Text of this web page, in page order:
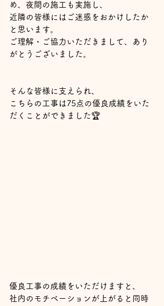
め、夜間の施工も実施し、
近隣の皆様にはご迷惑をおかけしたか
と思います。
ご理解・ご協力いただきまして、あり
がとうございました。
そんな皆様に支えられ、
こちらの工事は75点の優良成績をいた
だくことができました🏆
優良工事の成績をいただけますと、
社内のモチベーションが上がると同時